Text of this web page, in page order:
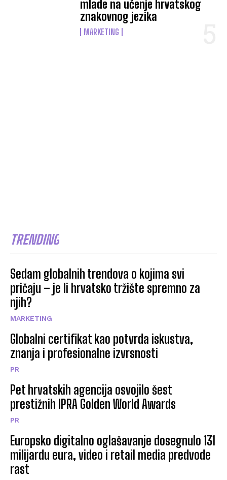
mlade na učenje hrvatskog
znakovnog jezika
MARKETING
TRENDING
Sedam globalnih trendova o kojima svi
pričaju – je li hrvatsko tržište spremno za
njih?
MARKETING
Globalni certifikat kao potvrda iskustva,
znanja i profesionalne izvrsnosti
PR
Pet hrvatskih agencija osvojilo šest
prestižnih IPRA Golden World Awards
PR
Europsko digitalno oglašavanje dosegnulo 131
milijardu eura, video i retail media predvode
rast